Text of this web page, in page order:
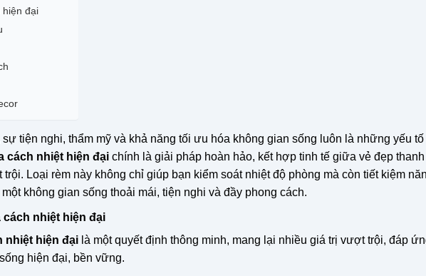
hiện đại
tiện nghi, thẩm mỹ và khả năng tối ưu hóa không gian sống luôn là những yếu tố
cách nhiệt hiện đại chính là giải pháp hoàn hảo, kết hợp tinh tế giữa vẻ đẹp thanh
Loại rèm này không chỉ giúp bạn kiểm soát nhiệt độ phòng mà còn tiết kiệm
không gian sống thoải mái, tiện nghi và đầy phong cách.
cách nhiệt hiện đại
nhiệt hiện đại là một quyết định thông minh, mang lại nhiều giá trị vượt trội, đáp
hiện đại, bền vững.